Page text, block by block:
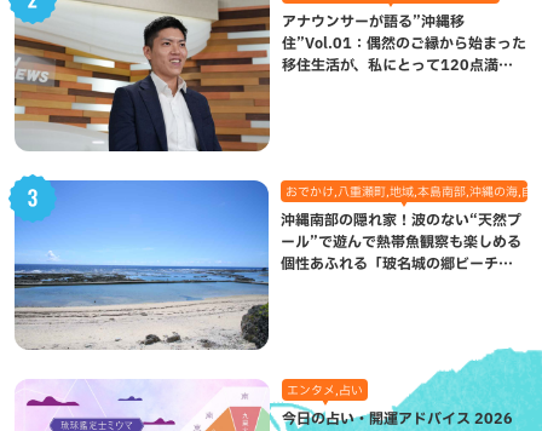
アナウンサーが語る”沖縄移
住”Vol.01：偶然のご縁から始まった
移住生活が、私にとって120点満点
おでかけ,八重瀬町,地域,本島南部,沖縄の海,自
沖縄南部の隠れ家！波のない“天然プ
ール”で遊んで熱帯魚観察も楽しめる
個性あふれる「玻名城の郷ビーチ」
エンタメ,占い
今日の占い・開運アドバイス 2026